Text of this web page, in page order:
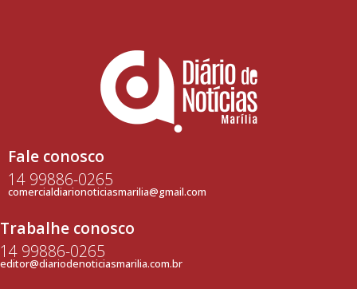
Fale conosco
14 99886-0265
comercialdiarionoticiasmarilia@gmail.com
Trabalhe conosco
14 99886-0265
editor@diariodenoticiasmarilia.com.br